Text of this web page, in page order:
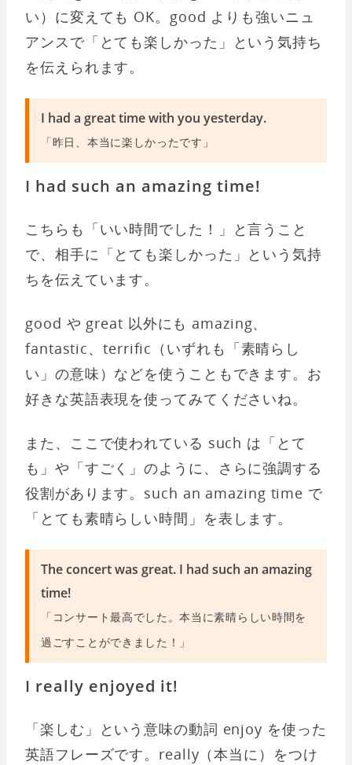
い）に変えても OK。good よりも強いニュ
アンスで「とても楽しかった」という気持ち
を伝えられます。
I had a great time with you yesterday.
「昨日、本当に楽しかったです」
I had such an amazing time!
こちらも「いい時間でした！」と言うこと
で、相手に「とても楽しかった」という気持
ちを伝えています。
good や great 以外にも amazing、
fantastic、terrific（いずれも「素晴らし
い」の意味）などを使うこともできます。お
好きな英語表現を使ってみてくださいね。
また、ここで使われている such は「とて
も」や「すごく」のように、さらに強調する
役割があります。such an amazing time で
「とても素晴らしい時間」を表します。
The concert was great. I had such an amazing
time!
「コンサート最高でした。本当に素晴らしい時間を
過ごすことができました！」
I really enjoyed it!
「楽しむ」という意味の動詞 enjoy を使った
英語フレーズです。really（本当に）をつけ